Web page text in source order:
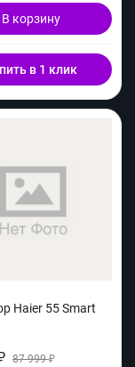
В корзину
в 1 клик
Haier 55 Smart
87 999₽